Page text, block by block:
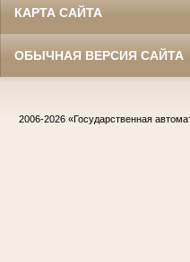
КАРТА САЙТА
ОБЫЧНАЯ ВЕРСИЯ САЙТА
2006-2026 «Государственная